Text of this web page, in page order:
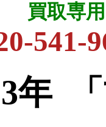
買取専
541-
年